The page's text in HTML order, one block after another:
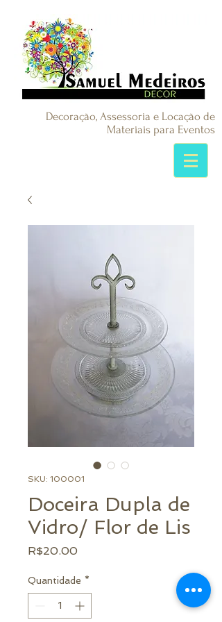
Decoração, Assessoria e Locação de
Materiais para Eventos
SKU: 100001
Doceira Dupla de
Vidro/ Flor de Lis
R$20.00
Quantidade *